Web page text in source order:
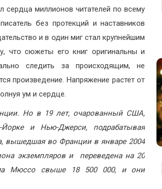
сердца миллионов читателей по всему
без протекций и наставников
и в один миг стал крупнейшим
что сюжеты его книг оригинальны и
следить за происходящим, не
произведение. Напряжение растет от
ум и сердце.
Но в 19 лет, очарованный США,
и Нью-Джерси, подрабатывая
вышедшая во Франции в январе 2004
экземпляров и переведена на 20
Мюссо свыше 18 500 000, и они